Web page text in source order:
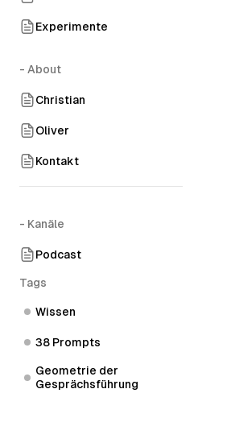
Experimente
- About
Christian
Oliver
Kontakt
- Kanäle
Podcast
Tags
Wissen
38 Prompts
Geometrie der
Gesprächsführung